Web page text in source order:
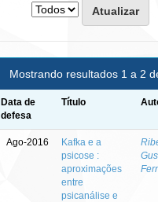
Mostrando resultados 1 a 2
Data de
defesa
Título
Ago-2016
Kafka e a
psicose :
aproximações
entre
psicanálise e